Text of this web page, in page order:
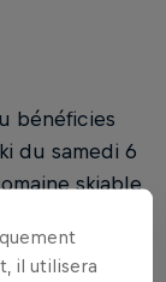
bénéficies
du samedi 6
skiable
il utilisera